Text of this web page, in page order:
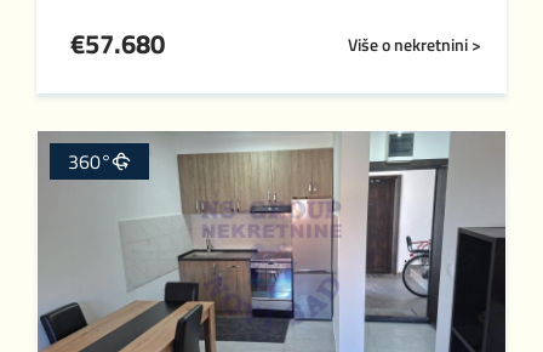
Više o nekretnini >
€57.680
360°